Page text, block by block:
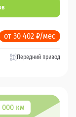
от 30 402 ₽/мес
Передний привод
000 км